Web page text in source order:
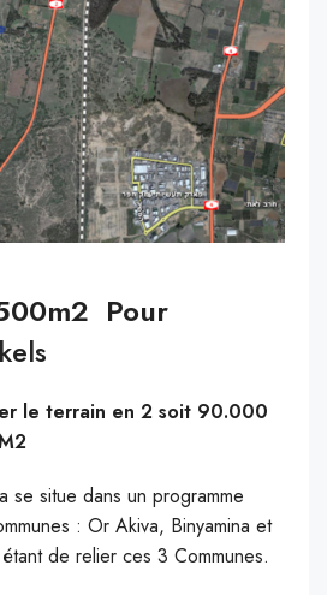
Pour
le terrain en 2 soit 90.000
se situe dans un programme
: Or Akiva, Binyamina et
de relier ces 3 Communes.